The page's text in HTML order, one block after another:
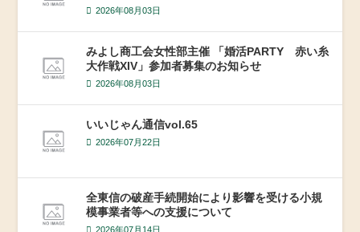
2026年08月03日
みよし商工会女性部主催 「婚活PARTY 赤い糸
大作戦XIV」参加者募集のお知らせ
2026年08月03日
いいじゃん通信vol.65
2026年07月22日
全東信の破産手続開始により影響を受ける小規
模事業者等への支援について
2026年07月14日